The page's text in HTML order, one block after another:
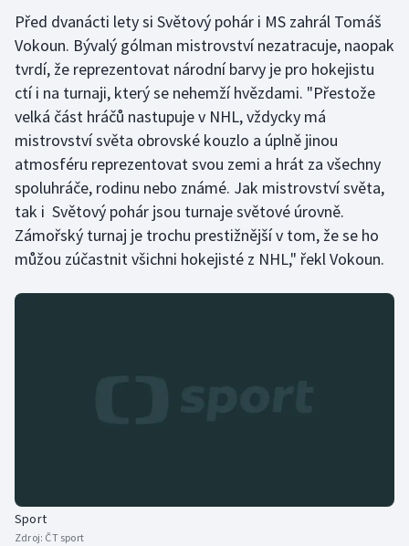
Parasport
Plavání
Plážový volejbal
Ragby
Rychlobruslení
Rychlostní kanoistika
Vodní slalom
Před dvanácti lety si Světový pohár i MS zahrál Tomáš
Vokoun. Bývalý gólman mistrovství nezatracuje, naopak
tvrdí, že reprezentovat národní barvy je pro hokejistu
ctí i na turnaji, který se nehemží hvězdami. "Přestože
velká část hráčů nastupuje v NHL, vždycky má
mistrovství světa obrovské kouzlo a úplně jinou
atmosféru reprezentovat svou zemi a hrát za všechny
spoluhráče, rodinu nebo známé. Jak mistrovství světa,
tak i Světový pohár jsou turnaje světové úrovně.
Zámořský turnaj je trochu prestižnější v tom, že se ho
můžou zúčastnit všichni hokejisté z NHL," řekl Vokoun.
Sport
Zdroj: ČT sport